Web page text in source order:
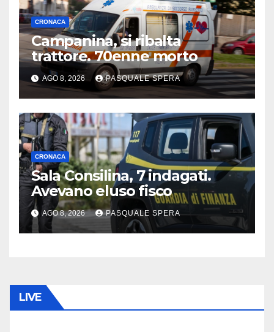
CRONACA
Campanina, si ribalta
trattore. 70enne morto
AGO 8, 2026 PASQUALE SPERA
CRONACA
Sala Consilina, 7 indagati.
Avevano eluso fisco
AGO 8, 2026 PASQUALE SPERA
LIVE